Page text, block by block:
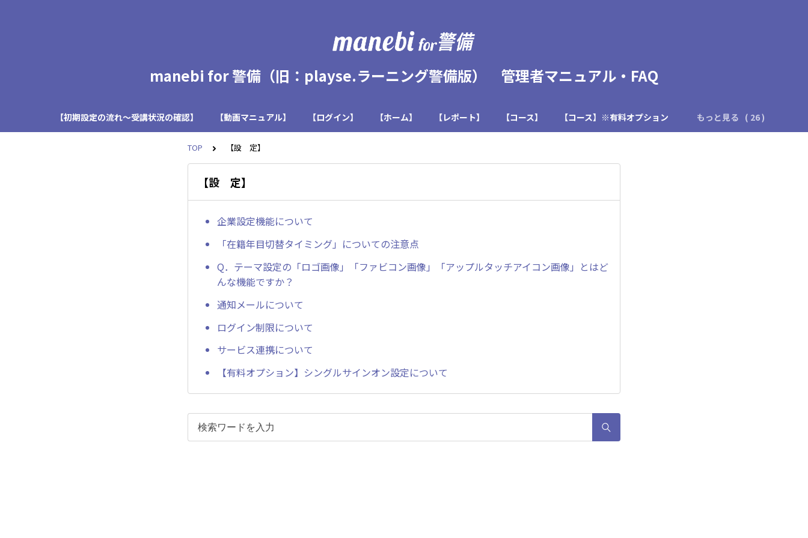
manebi for 警備（旧：playse.ラーニング警備版） 管理者マニュアル・FAQ
【初期設定の流れ～受講状況の確認】 【動画マニュアル】 【ログイン】 【ホーム】 【レポート】 【コース】 【コース】※有料オプション もっと見る
TOP 【設 定】
【設 定】
企業設定機能について
「在籍年目切替タイミング」についての注意点
Q．テーマ設定の「ロゴ画像」「ファビコン画像」「アップルタッチアイコン画像」とはど
んな機能ですか？
通知メールについて
ログイン制限について
サービス連携について
【有料オプション】シングルサインオン設定について